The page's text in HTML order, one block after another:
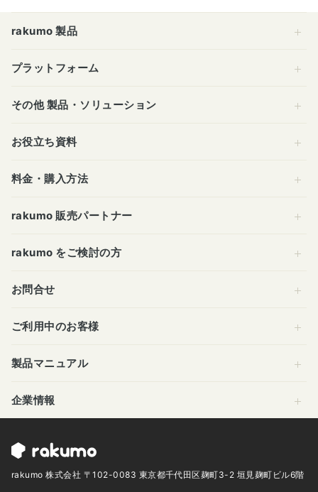
rakumo 製品
プラットフォーム
その他 製品・ソリューション
お役立ち資料
料金・購入方法
rakumo 販売パートナー
rakumo をご検討の方
お問合せ
ご利用中のお客様
製品マニュアル
企業情報
rakumo 株式会社 〒102-0083 東京都千代田区麹町3-2 垣見麹町ビル6階